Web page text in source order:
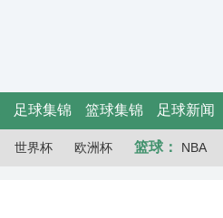
足球集锦 篮球集锦 足球新闻
世界杯 欧洲杯 篮球： NBA